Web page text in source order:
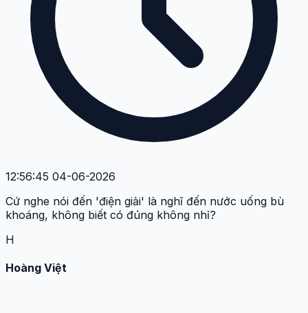
12:56:45 04-06-2026
Cứ nghe nói đến 'điện giải' là nghĩ đến nước uống bù
khoáng, không biết có đúng không nhỉ?
H
Hoàng Việt